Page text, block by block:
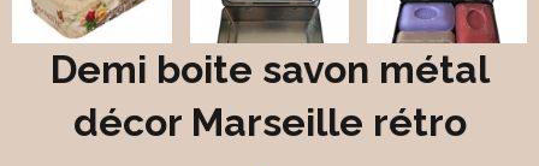
Demi boite savon métal
décor Marseille rétro